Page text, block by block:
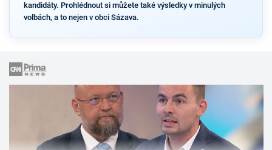
kandidáty. Prohlédnout si můžete také výsledky v minulých
volbách, a to nejen v obci Sázava.